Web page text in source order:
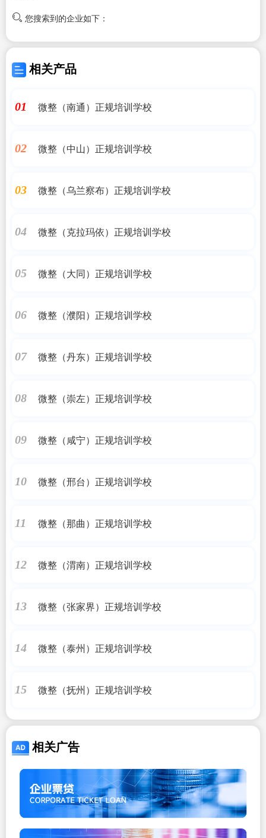
您搜索到的企业如下：
相关产品
01 微整（南通）正规培训学校
02 微整（中山）正规培训学校
03 微整（乌兰察布）正规培训学校
04 微整（克拉玛依）正规培训学校
05 微整（大同）正规培训学校
06 微整（濮阳）正规培训学校
07 微整（丹东）正规培训学校
08 微整（崇左）正规培训学校
09 微整（咸宁）正规培训学校
10 微整（邢台）正规培训学校
11 微整（那曲）正规培训学校
12 微整（渭南）正规培训学校
13 微整（张家界）正规培训学校
14 微整（泰州）正规培训学校
15 微整（抚州）正规培训学校
相关广告